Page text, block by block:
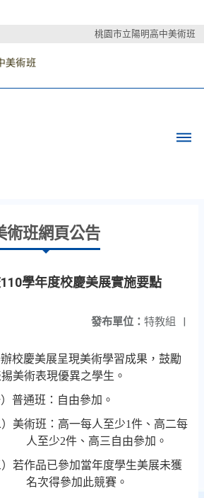
桃園市立陽明高中美術班
術班網頁公告
110學年度校慶美展實施要點
發布單位： 特教組 |
慶美展呈現美術學習成果，鼓勵
美術表現優異之學生。
普通班：自由參加。
）美術班：高一每人至少1件、高二每
人至少2件、高三自由參加。
）若作品已參加當年度學生美展未獲
名次得參加此競賽。